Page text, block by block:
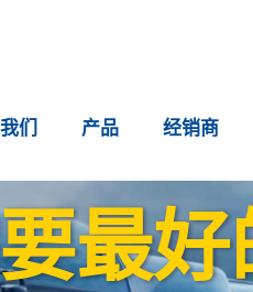
们 产品 经销商
最